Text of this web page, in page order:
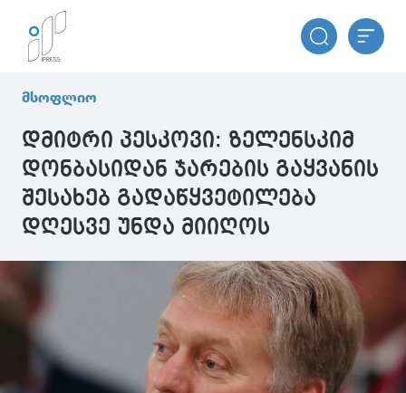
მსოფლიო
დმიტრი პესკოვი: ზელენსკიმ
დონბასიდან ჯარების გაყვანის
შესახებ გადაწყვეტილება
დღესვე უნდა მიიღოს